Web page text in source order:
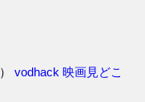
） vodhack 映画見どこ